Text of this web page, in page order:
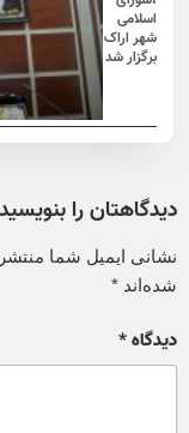
اسلامی
شهر اراک
برگزار شد
دیدگاهتان را بنویسید
نشانی ایمیل شما
شده‌اند*
دیدگاه*